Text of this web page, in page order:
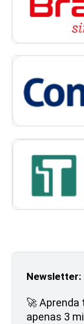
Newsletter:
🚀 Aprenda
apenas 3